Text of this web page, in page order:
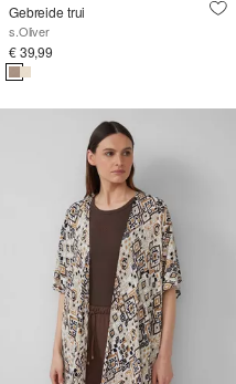
Gebreide trui
s.Oliver
€ 39,99